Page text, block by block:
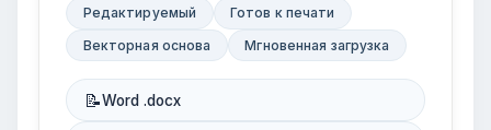
Редактируемый
Готов к печати
Векторная основа
Мгновенная загрузка
📝Word .docx